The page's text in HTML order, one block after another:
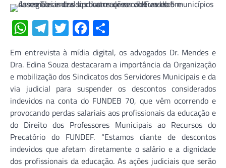
WhatsApp
Telegram
TwitterFacebook
Em entrevista à mídia digital, os advogados Dr. Mendes e
Dra. Edina Souza destacaram a importância da Organização
e mobilização dos Sindicatos dos Servidores Municipais e da
via judicial para suspender os descontos considerados
indevidos na conta do FUNDEB 70, que vêm ocorrendo e
provocando perdas salariais aos profissionais da educação e
do Direito dos Professores Municipais ao Recursos do
Precatório do FUNDEF. “Estamos diante de descontos
indevidos que afetam diretamente o salário e a dignidade
dos profissionais da educação. As ações judiciais que serão